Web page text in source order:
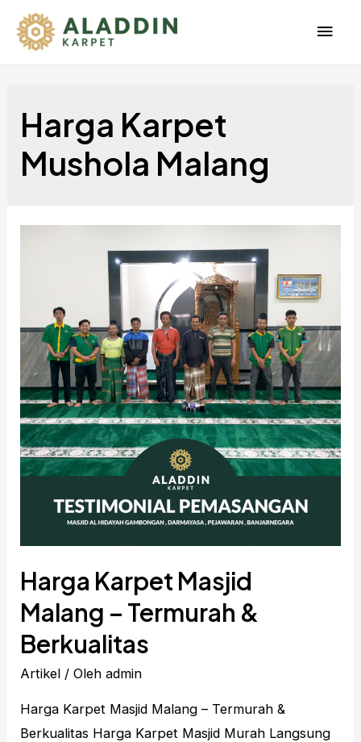
Harga Karpet
Mushola Malang
Harga Karpet Masjid
Malang – Termurah &
Berkualitas
Artikel / Olehadmin
Harga Karpet Masjid Malang – Termurah &
Berkualitas Harga Karpet Masjid Murah Langsung